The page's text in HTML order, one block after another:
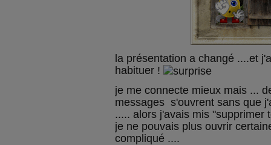
la présentation a changé ....et
habituer !
je me connecte mieux mais ...
messages s'ouvrent sans que
..... alors j'avais mis "supprimer
je ne pouvais plus ouvrir
compliqué ....